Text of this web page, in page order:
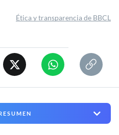
Ética y transparencia de BBCL